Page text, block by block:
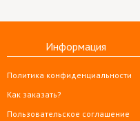
Информация
Политика конфиденциальности
Как заказать?
Пользовательское соглашение